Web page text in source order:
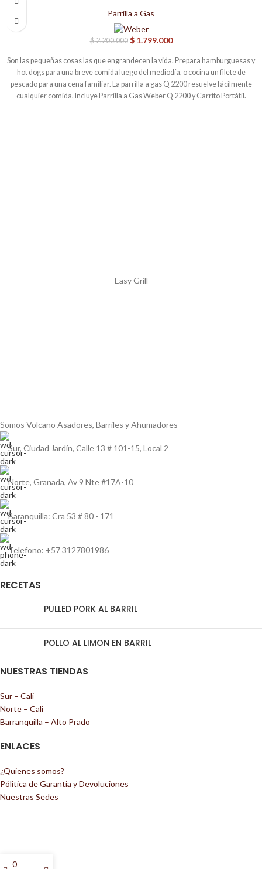
en tu jardín, sin importar a dónde te lleve tu aventura. * WEBER TRAVELER y
STEALTH son marcas comerciales registradas de Weber-Stephen Products
LLC. • Diseño plegable que cabe fácilmente en la cajuela de un auto o área de
mismo tiempo. • Diseñado especialmente para optimizar el uso de gas. •
Amplio rango de temperatura para cocinar hot cakes, cortes sellados y más. •
Fácil de transportar para que puedas llevártelo a donde vayas. • El asador está
unido al carro, lo que permite empezar a cocinar lo antes posible. • Elegante
Parrilla a Gas
$2.200.000 $1.799.000
Son las pequeñas cosas las que engrandecen la vida. Prepara hamburguesas y
hot dogs para una breve comida luego del mediodía, o cocina un filete de
pescado para una cena familiar. La parrilla a gas Q 2200 resuelve fácilmente
cualquier comida. Incluye Parrilla a Gas Weber Q 2200 y Carrito Portátil.
Easy Grill
Somos Volcano Asadores, Barriles y Ahumadores
Sur, Ciudad Jardín, Calle 13 # 101-15, Local 2
Norte, Granada, Av 9 Nte #17A-10
Baranquilla: Cra 53 # 80 - 171
Telefono: +57 3127801986
RECETAS
PULLED PORK AL BARRIL
POLLO AL LIMON EN BARRIL
NUESTRAS TIENDAS
Sur – Cali
Norte – Cali
Barranquilla – Alto Prado
ENLACES
¿Quienes somos?
Pólitica de Garantia y Devoluciones
Nuestras Sedes
0